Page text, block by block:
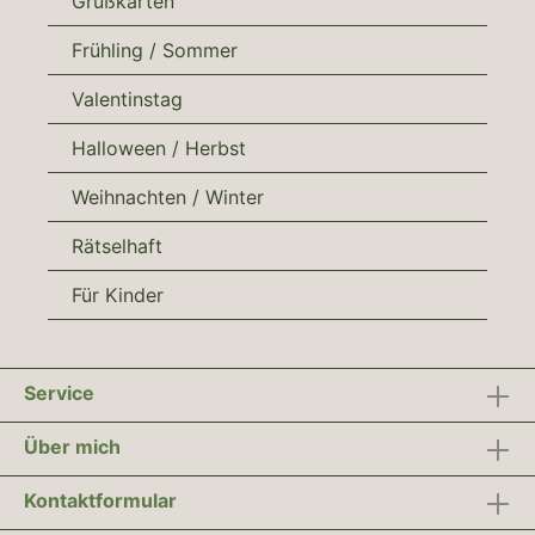
Frühling / Sommer
Valentinstag
Halloween / Herbst
Weihnachten / Winter
Rätselhaft
Für Kinder
Service
Über mich
Kontaktformular